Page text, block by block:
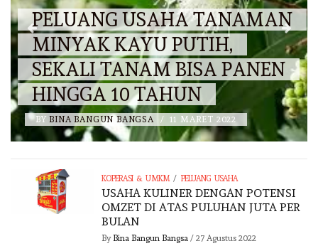
PELUANG USAHA TANAMAN
MINYAK KAYU PUTIH,
SEKALI TANAM BISA PANEN
HINGGA 10 TAHUN
BY BINA BANGUN BANGSA / 11 MARET 2022
KOPERASI & UMKM / PELUANG USAHA
USAHA KULINER DENGAN POTENSI
OMZET DI ATAS PULUHAN JUTA PER
BULAN
By Bina Bangun Bangsa/ 27 Agustus 2022